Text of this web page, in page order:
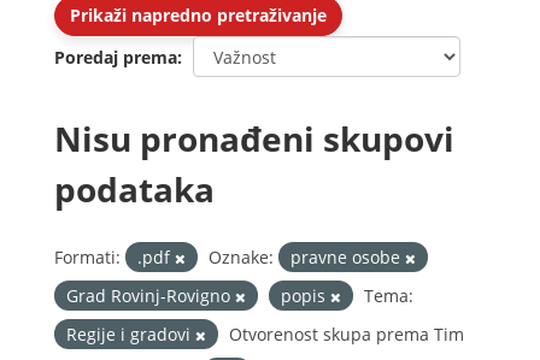
Prikaži napredno pretraživanje
Poredaj prema
Nisu pronađeni skupovi
podataka
Formati: .pdf Oznake:
pravne osobe
Grad Rovinj-Rovigno
popis
Tema:
Regije i gradovi
Otvorenost skupa prema Tim